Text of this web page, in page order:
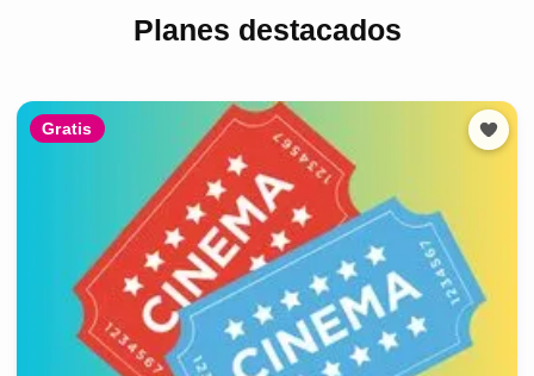
Planes destacados
Gratis